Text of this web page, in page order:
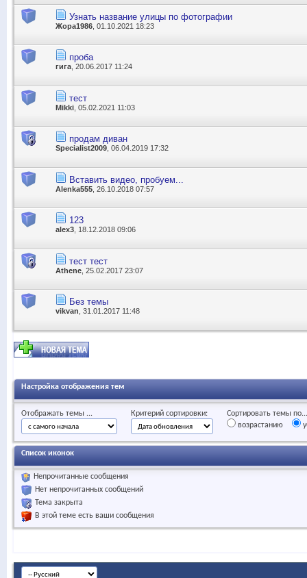
Узнать название улицы по фотографии
Жора1986 , 01.10.2021 18:23
проба
гига , 20.06.2017 11:24
тест
Mikki , 05.02.2021 11:03
продам диван
Specialist2009 , 06.04.2019 17:32
Вставить видео, пробуем...
Alenka555 , 26.10.2018 07:57
123
alex3 , 18.12.2018 09:06
тест тест
Athene , 25.02.2017 23:07
Без темы
vikvan , 31.01.2017 11:48
Настройка отображения тем
Отображать темы ... Критерий сортировки:
Сортировать темы по...
возрастанию
Список иконок
Непрочитанные сообщения
Нет непрочитанных сообщений
Тема закрыта
В этой теме есть ваши сообщения